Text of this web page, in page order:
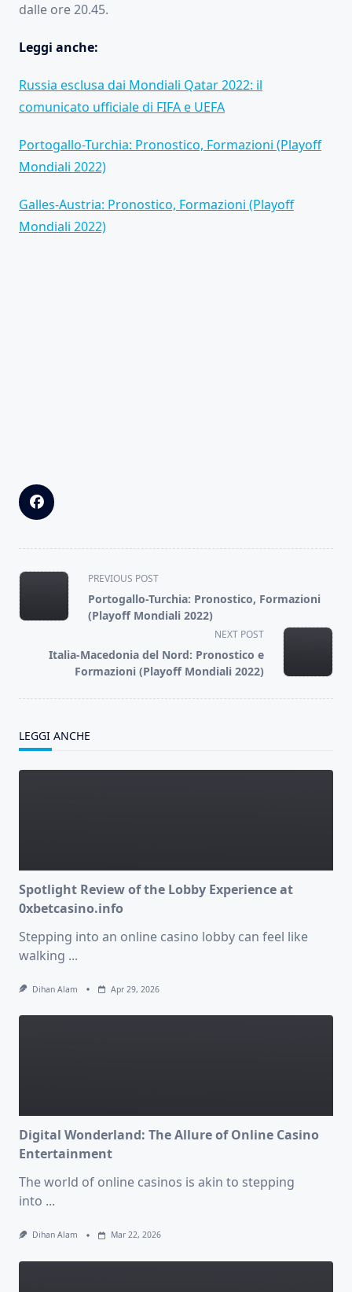
dalle ore 20.45.
Leggi anche:
Russia esclusa dai Mondiali Qatar 2022: il
comunicato ufficiale di FIFA e UEFA
Portogallo-Turchia: Pronostico, Formazioni (Playoff
Mondiali 2022)
Galles-Austria: Pronostico, Formazioni (Playoff
Mondiali 2022)
<span
class="nav-
subtitle
reader-
text">Page</span>
PREVIOUS POST
Portogallo-Turchia: Pronostico, Formazioni
(Playoff Mondiali 2022)
NEXT POST
Italia-Macedonia del Nord: Pronostico e
Formazioni (Playoff Mondiali 2022)
LEGGI ANCHE
Spotlight Review of the Lobby Experience at
0xbetcasino.info
Stepping into an online casino lobby can feel like
walking ...
Dihan Alam Apr 29, 2026
Digital Wonderland: The Allure of Online Casino
Entertainment
The world of online casinos is akin to stepping
into ...
Dihan Alam Mar 22, 2026